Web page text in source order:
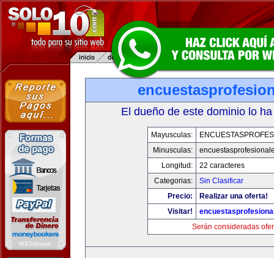
El dueño de este dominio lo
Mayusculas:
Minusculas:
Longitud:
22 caracteres
Categorias:
Sin Clasificar
Precio:
Realizar una oferta!
Visitar!
Serán consideradas